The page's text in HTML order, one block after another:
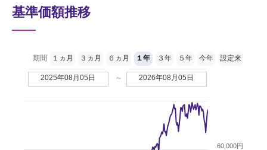
基準価額推移
60,000円
期間 １ヵ月 ３ヵ月 ６ヵ月 １年 ３年 ５年 今年 設定来
2025年08月05日 ～ 2026年08月05日